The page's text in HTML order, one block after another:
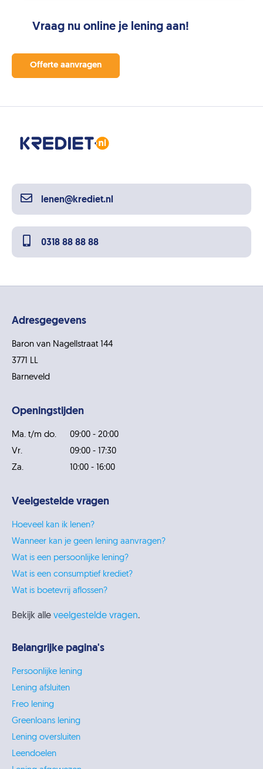
Vraag nu online je lening aan!
Offerte aanvragen
lenen@krediet.nl
0318 88 88 88
Adresgegevens
Baron van Nagellstraat 144
3771 LL
Barneveld
Openingstijden
Ma. t/m do.
09:00 - 20:00
Vr.
09:00 - 17:30
Za.
10:00 - 16:00
Veelgestelde vragen
Hoeveel kan ik lenen?
Wanneer kan je geen lening aanvragen?
Wat is een persoonlijke lening?
Wat is een consumptief krediet?
Wat is boetevrij aflossen?
Bekijk alle veelgestelde vragen.
Belangrijke pagina's
Persoonlijke lening
Lening afsluiten
Freo lening
Greenloans lening
Lening oversluiten
Leendoelen